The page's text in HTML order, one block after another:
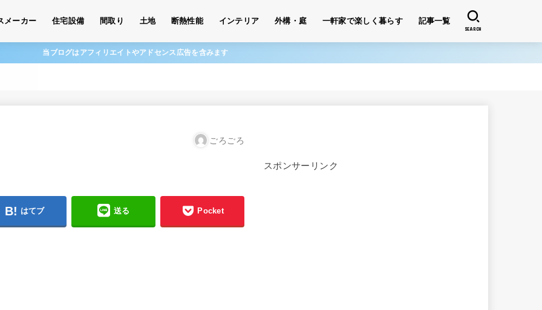
メーカー 住宅設備 間取り 土地 断熱性能 インテリア 外構・庭 一軒家で楽しく暮らす 記事一覧
SEARCH
当ブログはアフィリエイトやアドセンス広告を含みます
ごろごろ
はてブ 送る Pocket
スポンサーリンク